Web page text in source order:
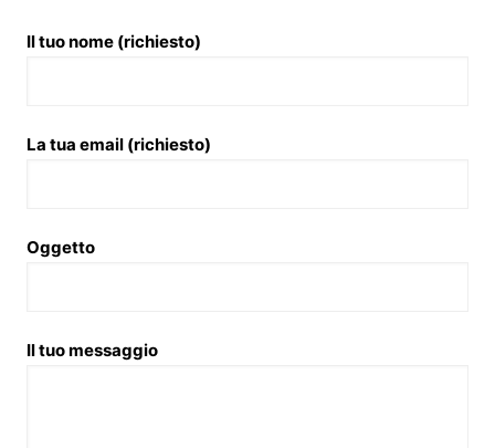
Il tuo nome (richiesto)
La tua email (richiesto)
Oggetto
Il tuo messaggio